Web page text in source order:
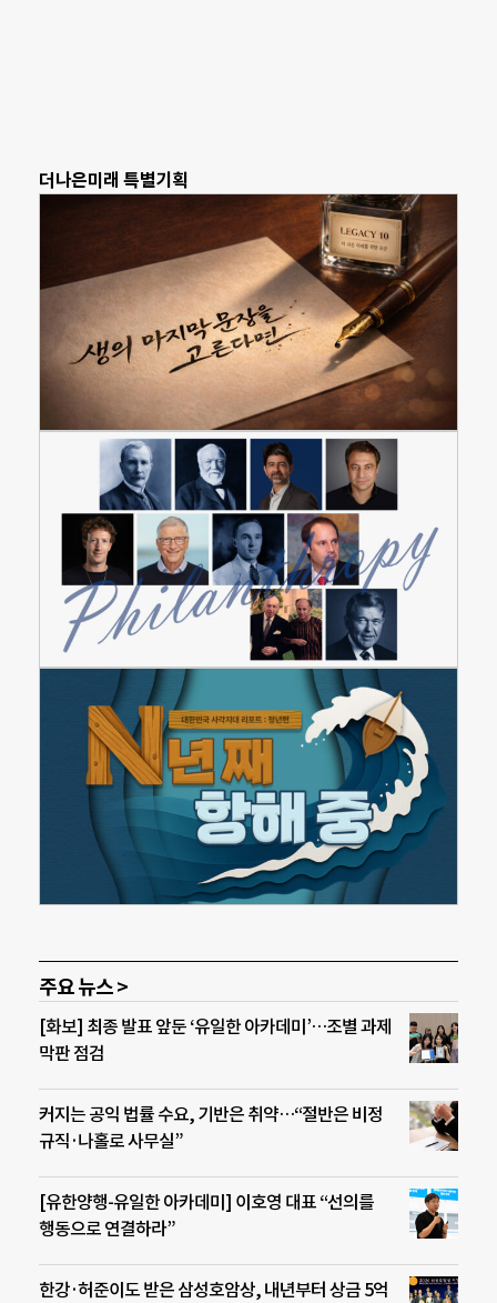
더나은미래 특별기획
주요 뉴스 >
[화보] 최종 발표 앞둔 ‘유일한 아카데미’…조별 과제
막판 점검
커지는 공익 법률 수요, 기반은 취약…“절반은 비정
규직·나홀로 사무실”
[유한양행-유일한 아카데미] 이호영 대표 “선의를
행동으로 연결하라”
한강·허준이도 받은 삼성호암상, 내년부터 상금 5억